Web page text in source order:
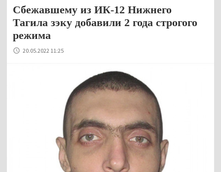
Сбежавшему из ИК-12 Нижнего
Тагила зэку добавили 2 года строгого
режима
20.05.2022 11:25